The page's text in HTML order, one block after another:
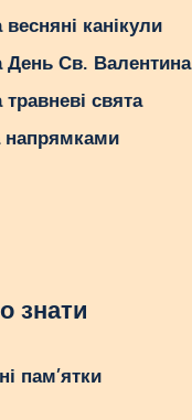
канікули
День Св. Валентина
свята
напрямками
знати
пам’ятки